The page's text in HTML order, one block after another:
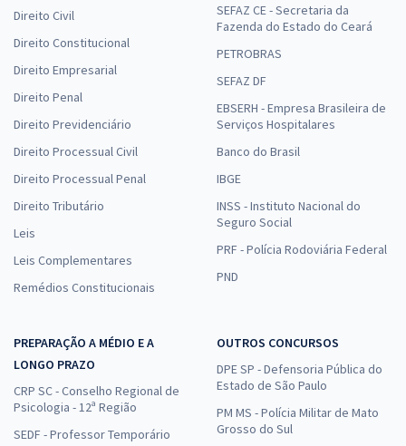
Direito Civil
Direito Constitucional
Direito Empresarial
Direito Penal
Direito Previdenciário
Direito Processual Civil
Direito Processual Penal
Direito Tributário
Leis
Leis Complementares
Remédios Constitucionais
SEFAZ CE - Secretaria da
Fazenda do Estado do Ceará
PETROBRAS
SEFAZ DF
EBSERH - Empresa Brasileira de
Serviços Hospitalares
Banco do Brasil
IBGE
INSS - Instituto Nacional do
Seguro Social
PRF - Polícia Rodoviária Federal
PND
PREPARAÇÃO A MÉDIO E A
LONGO PRAZO
CRP SC - Conselho Regional de
Psicologia - 12ª Região
SEDF - Professor Temporário
OUTROS CONCURSOS
DPE SP - Defensoria Pública do
Estado de São Paulo
PM MS - Polícia Militar de Mato
Grosso do Sul